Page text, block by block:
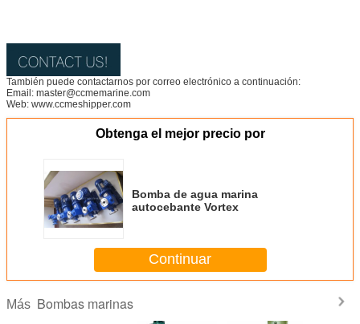
También puede contactarnos por correo electrónico a continuación:
Email: master@ccmemarine.com
Web: www.ccmeshipper.com
Obtenga el mejor precio por
Bomba de agua marina
autocebante Vortex
Continuar
Más Bombas marinas